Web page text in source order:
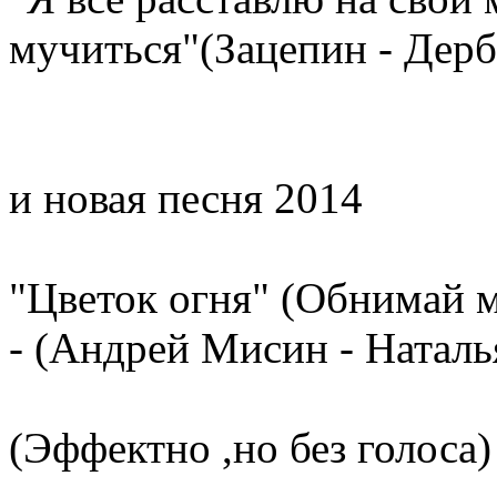
мучиться"(Зацепин -
и новая песня 2014
"Цветок огня" (Обнимай
- (Андрей Мисин -
(Эффектно ,но без голоса)